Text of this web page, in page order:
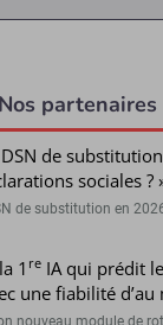
Nos
DSN de
sociales ?
de substitution en
1 re IA qui prédit
une fiabilité
nouveau module de